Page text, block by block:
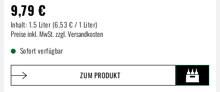
9,79 €
Inhalt: 1.5 Liter (6,53 € / 1 Liter)
Regulärer Preis:
Preise inkl. MwSt. zzgl. Versandkosten
Sofort verfügbar
ZUM PRODUKT